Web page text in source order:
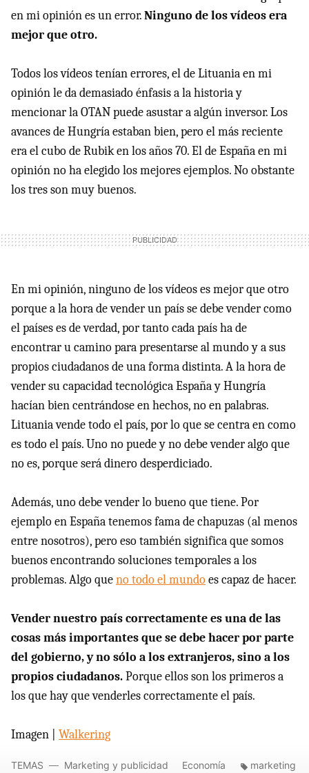
en mi opinión es un error.Ninguno de los vídeos era
mejor que otro.
Todos los vídeos tenían errores, el de Lituania en mi
opinión le da demasiado énfasis a la historia y
mencionar laOTANpuede asustar a algún inversor. Los
avances de Hungría estaban bien, pero el más reciente
era el cubo de Rubik en los años 70. El de España en mi
opinión no ha elegido los mejores ejemplos. No obstante
los tres son muy buenos.
En mi opinión, ninguno de los vídeos es mejor que otro
porque a la hora de vender un país se debe vender como
el países es de verdad, por tanto cada país ha de
encontrar u camino para presentarse al mundo y a sus
propios ciudadanos de una forma distinta. A la hora de
vender su capacidad tecnológica España y Hungría
hacían bien centrándose en hechos, no en palabras.
Lituania vende todo el país, por lo que se centra en como
es todo el país. Uno no puede y no debe vender algo que
no es, porque será dinero desperdiciado.
Además, uno debe vender lo bueno que tiene. Por
ejemplo en España tenemos fama de chapuzas (al menos
entre nosotros), pero eso también significa que somos
buenos encontrando soluciones temporales a los
problemas. Algo queno todo el mundoes capaz de hacer.
Vender nuestro país correctamente es una de las
cosas más importantes que se debe hacer por parte
del gobierno, y no sólo a los extranjeros, sino a los
propios ciudadanos.Porque ellos son los primeros a
los que hay que venderles correctamente el país.
Imagen | Walkering
TEMAS Marketing y publicidad Economía marketing